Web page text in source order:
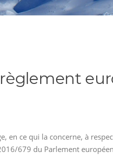
en ce qui la concerne, à
679 du Parlement